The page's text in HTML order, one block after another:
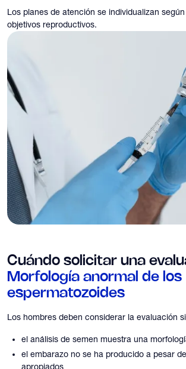
Los planes de atención se individualizan
objetivos reproductivos.
Cuándo solicitar una
Morfología anormal de los
espermatozoides
Los hombres deben considerar la evaluación
el análisis de semen muestra una
el embarazo no se ha producido a pesar
apropiados